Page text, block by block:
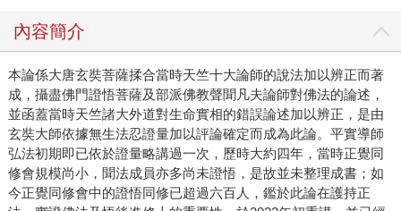
內容簡介
本論係大唐玄奘菩薩揉合當時天竺十大論師的說法加以辨正而著
成，攝盡佛門證悟菩薩及部派佛教聲聞凡夫論師對佛法的論述，
並函蓋當時天竺諸大外道對生命實相的錯誤論述加以辨正，是由
玄奘大師依據無生法忍證量加以評論確定而成為此論。平實導師
弘法初期即已依於證量略講過一次，歷時大約四年，當時正覺同
修會規模尚小，聞法成員亦多尚未證悟，是故並未整理成書；如
今正覺同修會中的證悟同修已超過六百人，鑑於此論在護持正